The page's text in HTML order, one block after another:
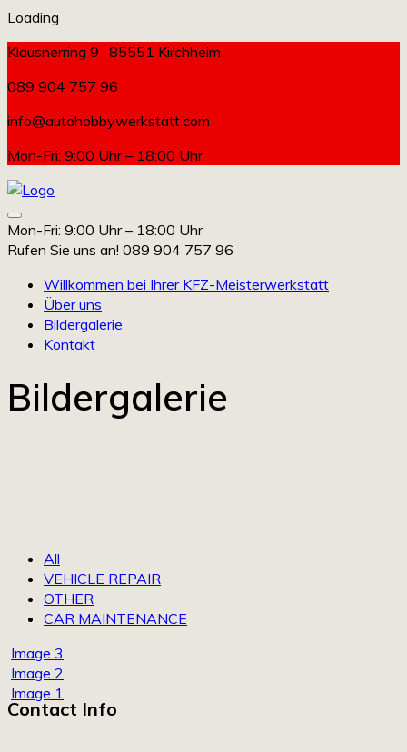
Loading
Klausnerring 9 · 85551 Kirchheim
089 904 757 96
info@autohobbywerkstatt.com
Mon-Fri: 9:00 Uhr – 18:00 Uhr
Mon-Fri: 9:00 Uhr – 18:00 Uhr
Rufen Sie uns an! 089 904 757 96
Willkommen bei Ihrer KFZ-Meisterwerkstatt
Über uns
Bildergalerie
Kontakt
Bildergalerie
All
VEHICLE REPAIR
OTHER
CAR MAINTENANCE
Image 3
Image 2
Image 1
Contact Info